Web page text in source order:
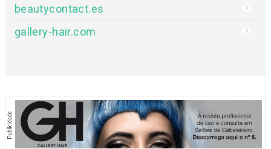
beautycontact.es
gallery-hair.com